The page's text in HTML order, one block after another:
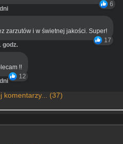
6
zarzutów i w świetnej jakości. Super!
17
godz.
!!
12
komentarzy... (37)